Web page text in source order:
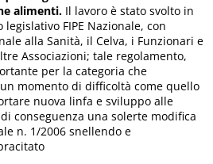
alimenti. Il lavoro è stato svolto in
legislativo FIPE Nazionale, con
alla Sanità, il Celva, i Funzionari e
Associazioni; tale regolamento,
per la categoria che
momento di difficoltà come quello
nuova linfa e sviluppo alle
conseguenza una solerte modifica
n. 1/2006 snellendo e